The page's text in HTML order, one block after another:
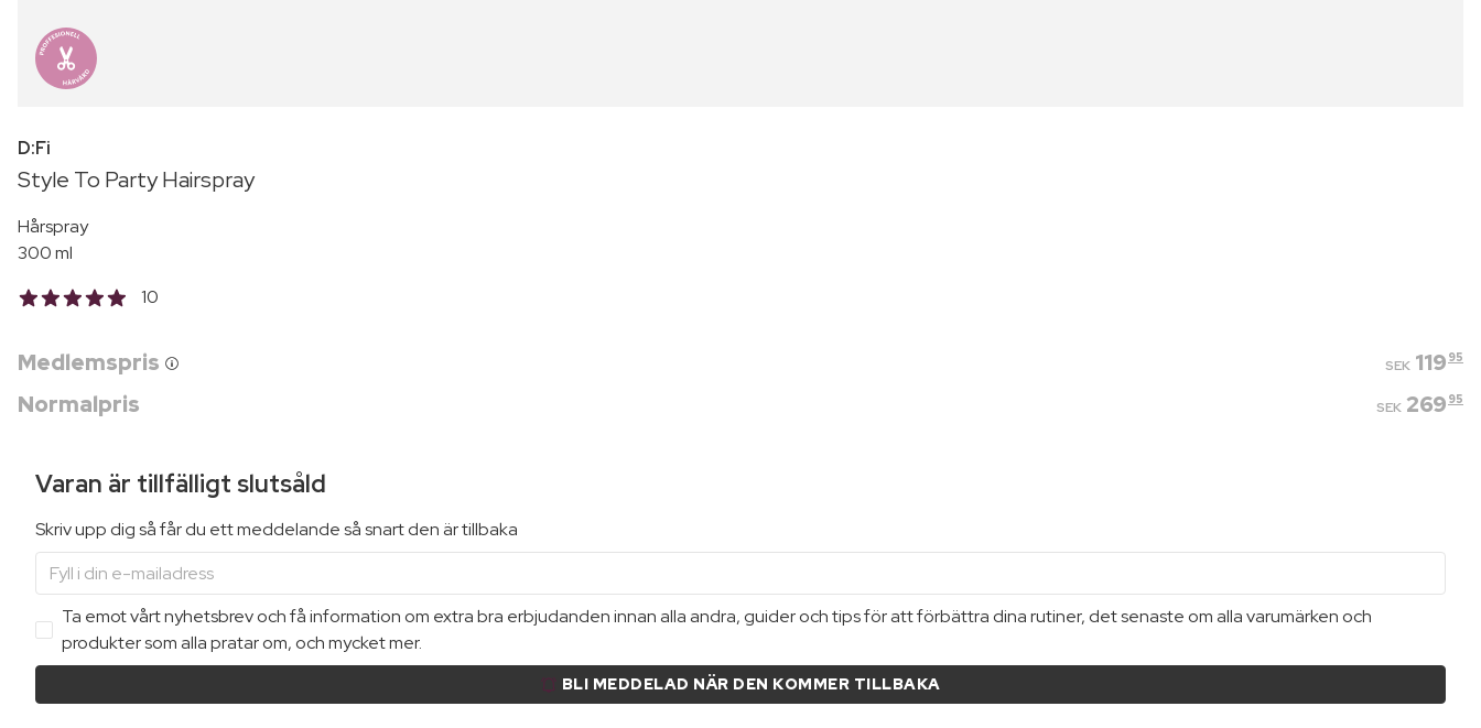
D:Fi
Style To Party Hairspray
Hårspray
300 ml
10
Medlemspris SEK 119 95
Normalpris SEK 269 95
Varan är tillfälligt slutsåld
Skriv upp dig så får du ett meddelande så snart den är tillbaka
Ta emot vårt nyhetsbrev och få information om extra bra erbjudanden innan alla andra, guider och tips för att förbättra dina rutiner, det senaste om alla varumärken och
produkter som alla pratar om, och mycket mer.
BLI MEDDELAD NÄR DEN KOMMER TILLBAKA